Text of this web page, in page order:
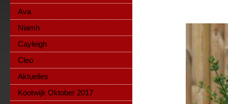
Ava
Niamh
Cayleigh
Cleo
Aktuelles
Kootwijk Oktober 2017